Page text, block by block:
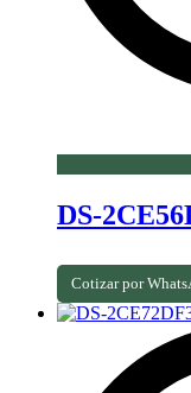
DS-
Cotizar por